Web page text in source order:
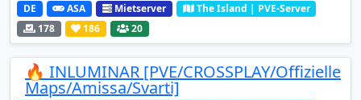
DE ASA Mietserver
The Island | PVE-Server
178
186 20
🔥 INLUMINAR [PVE/CROSSPLAY/Offizielle
Maps/Amissa/Svarti]